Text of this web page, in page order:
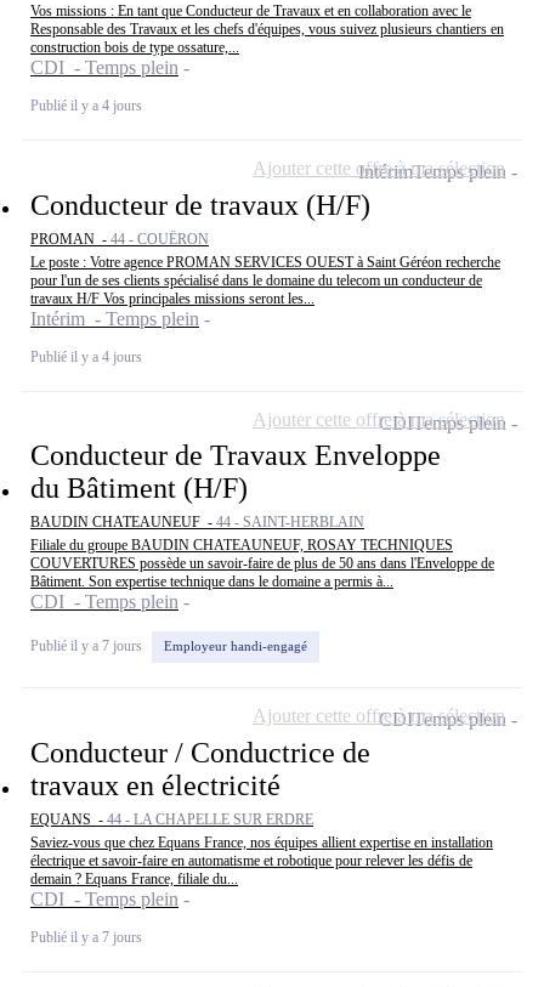
Vos missions : En tant que Conducteur de Travaux et en collaboration avec le
Responsable des Travaux et les chefs d'équipes, vous suivez plusieurs chantiers en
construction bois de type ossature,...
CDI - Temps plein
Publié il y a 4 jours
Conducteur de travaux (H/F)
PROMAN - 44 - COUËRON
Le poste : Votre agence PROMAN SERVICES OUEST à Saint Géréon recherche
pour l'un de ses clients spécialisé dans le domaine du telecom un conducteur de
travaux H/F Vos principales missions seront les...
Intérim - Temps plein
Publié il y a 4 jours
IntérimTemps plein
Ajouter cette offre à ma sélection
Conducteur de Travaux Enveloppe
du Bâtiment (H/F)
BAUDIN CHATEAUNEUF - 44 - SAINT-HERBLAIN
Filiale du groupe BAUDIN CHATEAUNEUF, ROSAY TECHNIQUES
COUVERTURES possède un savoir-faire de plus de 50 ans dans l'Enveloppe de
Bâtiment. Son expertise technique dans le domaine a permis à...
CDI - Temps plein
Publié il y a 7 jours Employeur handi-engagé
CDITemps plein
Ajouter cette offre à ma sélection
Conducteur / Conductrice de
travaux en électricité
EQUANS - 44 - LA CHAPELLE SUR ERDRE
Saviez-vous que chez Equans France, nos équipes allient expertise en installation
électrique et savoir-faire en automatisme et robotique pour relever les défis de
demain ? Equans France, filiale du...
CDI - Temps plein
Publié il y a 7 jours
CDITemps plein
Ajouter cette offre à ma sélection